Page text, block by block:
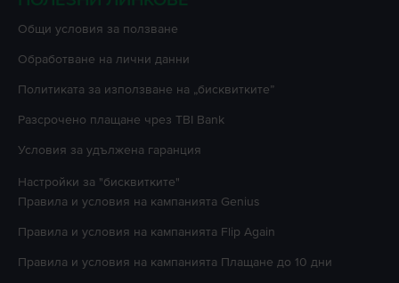
Oбщи условия за ползване
Oбработване на лични данни
Политиката за използване на „бисквитките”
Разсрочено плащане чрез TBI Bank
Условия за удължена гаранция
Настройки за "бисквитките"
Правила и условия на кампанията Genius
Правила и условия на кампанията Flip Again
Правила и условия на кампанията Плащане до 10 дни